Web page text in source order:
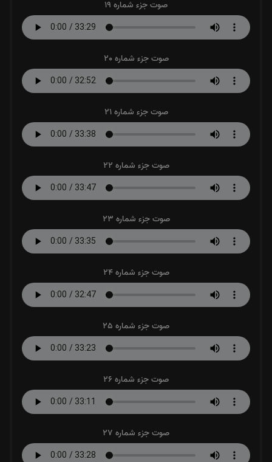
صوت جزء شماره 19
صوت جزء شماره 20
صوت جزء شماره 21
صوت جزء شماره 22
صوت جزء شماره 23
صوت جزء شماره 24
صوت جزء شماره 25
صوت جزء شماره 26
صوت جزء شماره 27